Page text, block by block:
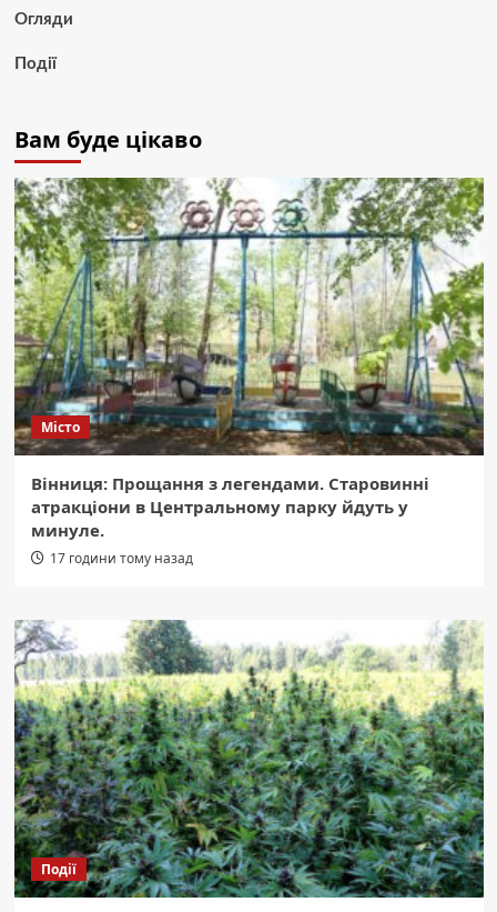
Огляди
Події
Вам буде цікаво
Місто
Вінниця: Прощання з легендами. Старовинні
атракціони в Центральному парку йдуть у
минуле.
17 години тому назад
Події